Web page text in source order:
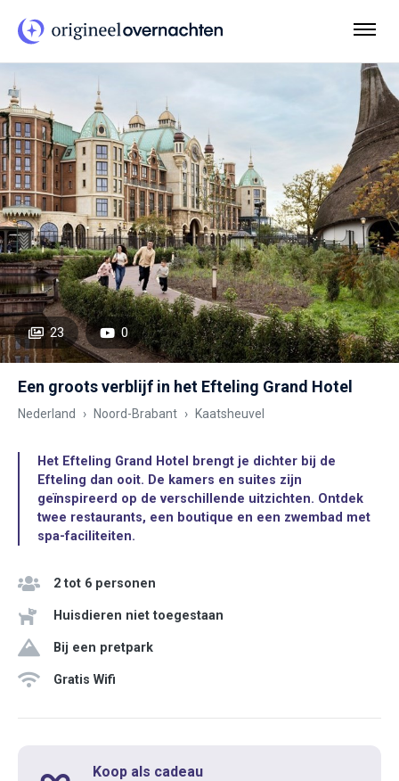
23 0
Een groots verblijf in het Efteling Grand Hotel
Nederland Noord-Brabant Kaatsheuvel
Het Efteling Grand Hotel brengt je dichter bij de
Efteling dan ooit. De kamers en suites zijn
geïnspireerd op de verschillende uitzichten. Ontdek
twee restaurants, een boutique en een zwembad met
spa-faciliteiten.
2 tot 6 personen
Huisdieren niet toegestaan
Bij een pretpark
Gratis Wifi
Koop als cadeau